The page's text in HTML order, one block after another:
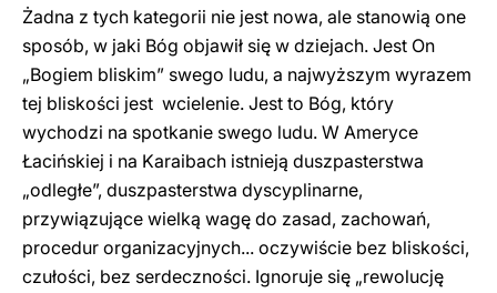
Żadna z tych kategorii nie jest nowa, ale stanowią one
sposób, w jaki Bóg objawił się w dziejach. Jest On
„Bogiem bliskim” swego ludu, a najwyższym wyrazem
tej bliskości jest wcielenie. Jest to Bóg, który
wychodzi na spotkanie swego ludu. W Ameryce
Łacińskiej i na Karaibach istnieją duszpasterstwa
„odległe”, duszpasterstwa dyscyplinarne,
przywiązujące wielką wagę do zasad, zachowań,
procedur organizacyjnych... oczywiście bez bliskości,
czułości, bez serdeczności. Ignoruje się „rewolucję